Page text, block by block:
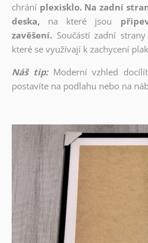
chrání plexisklo. Na zadní
deska,
na které jsou
zavěšení. Součástí zadní
které se využívají k zachycení
Náš tip: Moderní vzhled
postavíte na podlahu nebo na